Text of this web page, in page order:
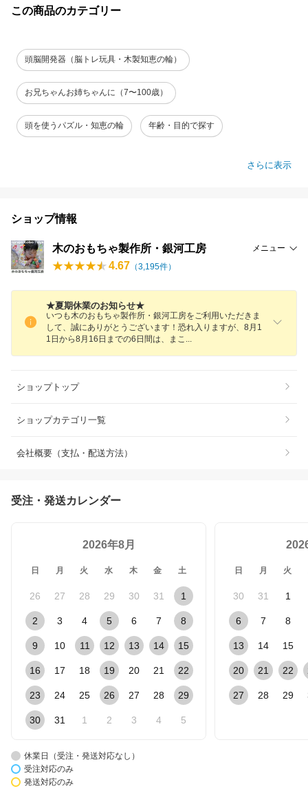
この商品のカテゴリー
頭脳開発器（脳トレ玩具・木製知恵の輪）
お兄ちゃんお姉ちゃんに（7〜100歳）
頭を使うパズル・知恵の輪 年齢・目的で探す
さらに表示
ショップ情報
木のおもちゃ製作所・銀河工房 メニュー
4.67 （3,195件）
★夏期休業のお知らせ★
いつも木のおもちゃ製作所・銀河工房をご利用いただきま
して、誠にありがとうございます！恐れ入りますが、8月1
1日から8月16日までの6日間は、ま こ
ショップトップ
ショップカテゴリ一覧
会社概要（支払・配送方法）
受注・発送カレンダー
2026年8月
日 月 火 水 木 金 土
26 27 28 29 30 31 1
2 3 4 5 6 7 8
9 10 11 12 13 14 15
16 17 18 19 20 21 22
23 24 25 26 27 28 29
30 31 1 2 3 4 5
日 月 火
30 31 1
6 7 8
13 14 15
20 21 22
27 28 29
休業日（受注・発送対応なし）
受注対応のみ
発送対応のみ